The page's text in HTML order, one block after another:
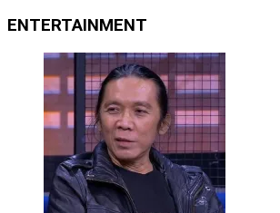
ENTERTAINMENT